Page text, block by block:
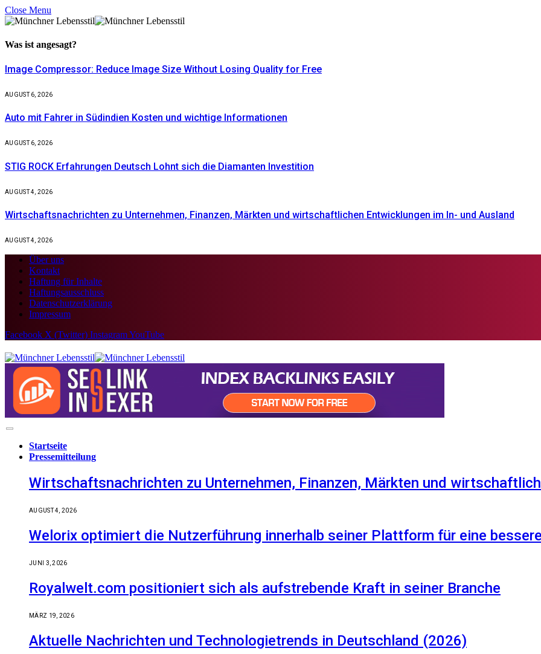
Close Menu
Was ist angesagt?
Image Compressor: Reduce Image Size Without Losing Quality for Free
AUGUST 6, 2026
Auto mit Fahrer in Südindien Kosten und wichtige Informationen
AUGUST 6, 2026
STIG ROCK Erfahrungen Deutsch Lohnt sich die Diamanten Investition
AUGUST 4, 2026
Wirtschaftsnachrichten zu Unternehmen, Finanzen, Märkten und wirtschaftlichen Entwicklungen im In- und Ausland
AUGUST 4, 2026
Über uns
Kontakt
Haftung für Inhalte
Haftungsausschluss
Datenschutzerklärung
Impressum
Facebook X (Twitter) InstagramYouTube
Startseite
Pressemitteilung
Wirtschaftsnachrichten zu Unternehmen, Finanzen, Märkten und
AUGUST 4, 2026
Welorix optimiert die Nutzerführung innerhalb seiner Plattform für eine
JUNI 3, 2026
Royalwelt.com positioniert sich als aufstrebende Kraft in seiner Branche
MÄRZ 19, 2026
Aktuelle Nachrichten und Technologietrends in Deutschland (2026)